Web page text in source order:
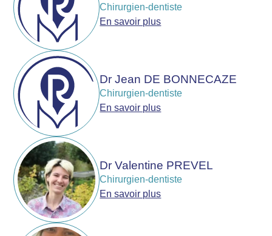
Chirurgien-dentiste
En savoir plus
Dr Jean DE BONNECAZE
Chirurgien-dentiste
En savoir plus
Dr Valentine PREVEL
Chirurgien-dentiste
En savoir plus